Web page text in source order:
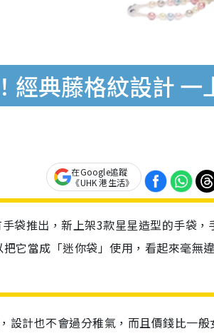
經典藤格紋設計 一
在Google追蹤
《UHK 港生活》
袋推出，新上架3款星星造型的手袋，
它當成「迷你袋」使用，看起來毫無
設計也不會過分稚氣，而且價錢比一般